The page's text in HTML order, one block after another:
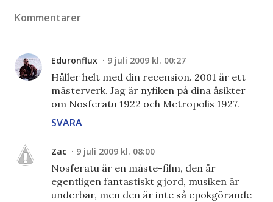
Kommentarer
Eduronflux 9 juli 2009 kl. 00:27
Håller helt med din recension. 2001 är ett
mästerverk. Jag är nyfiken på dina åsikter
om Nosferatu 1922 och Metropolis 1927.
SVARA
Zac 9 juli 2009 kl. 08:00
Nosferatu är en måste-film, den är
egentligen fantastiskt gjord, musiken är
underbar, men den är inte så epokgörande